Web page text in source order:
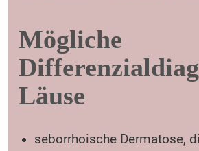
Mögliche
Läuse
seborrhoische Dermatose,